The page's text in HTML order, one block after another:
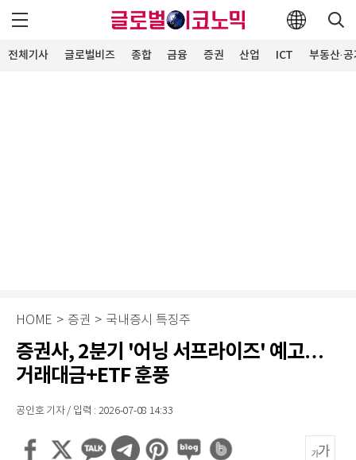
전체기사 글로벌비즈 종합 금융 증권 산업 ICT 부동산·
HOME > 증권 > 국내증시 특징주
증권사, 2분기 '어닝 서프라이즈' 예고…
거래대금+ETF 훈풍
공인호 기자 / 입력 : 2026-07-08 14:33